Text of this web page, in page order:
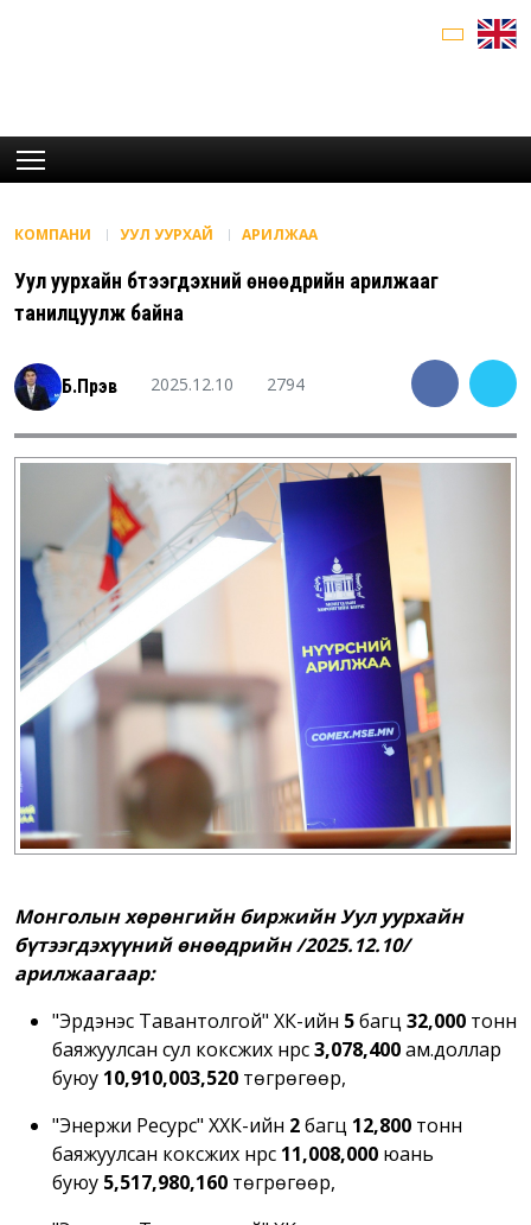
КОМПАНИ УУЛ УУРХАЙ АРИЛЖАА
Уул уурхайн бүтээгдэхүүний өнөөдрийн арилжааг
танилцуулж байна
Б.Пүрэв 2025.12.10 2794
Монголын хөрөнгийн биржийн Уул уурхайн
бүтээгдэхүүний өнөөдрийн /2025.12.10/
арилжаагаар:
"Эрдэнэс Тавантолгой" ХК-ийн 5багц 32,000 тонн
баяжуулсан сул коксжих нүүрс3,078,400ам.доллар
буюу 10,910,003,520 төгрөгөөр,
"Энержи Ресурс" ХХК-ийн 2багц 12,800 тонн
баяжуулсан коксжих нүүрс 11,008,000 юань
буюу 5,517,980,160 төгрөгөөр,